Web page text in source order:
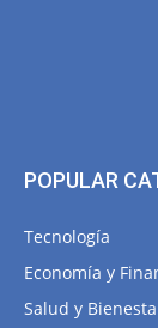
POPULAR
Tecnología
Economía y
Salud y